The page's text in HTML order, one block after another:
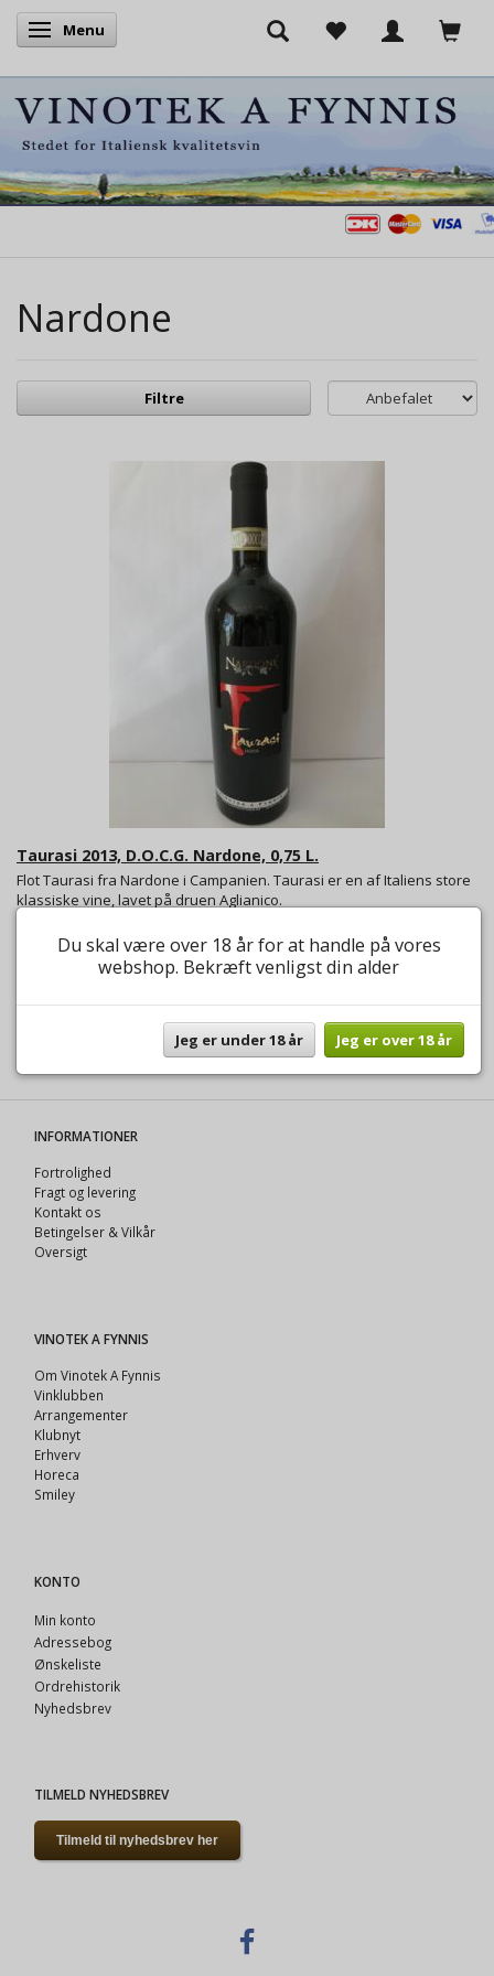
Skifte navigation
Menu
Nardone
Filtre
Taurasi 2013, D.O.C.G. Nardone, 0,75 L.
Flot Taurasi fra Nardone i Campanien. Taurasi er en af Italiens store
klassiske vine, lavet på druen Aglianico.
INFORMATIONER
Fortrolighed
Fragt og levering
Kontakt os
Betingelser & Vilkår
Oversigt
VINOTEK A FYNNIS
Om Vinotek A Fynnis
Vinklubben
Arrangementer
Klubnyt
Erhverv
Horeca
Smiley
KONTO
Min konto
Adressebog
Ønskeliste
Ordrehistorik
Nyhedsbrev
TILMELD NYHEDSBREV
Tilmeld til nyhedsbrev her
Du skal være over 18 år for at handle på vores
webshop. Bekræft venligst din alder
Jeg er under 18 år Jeg er over 18 år